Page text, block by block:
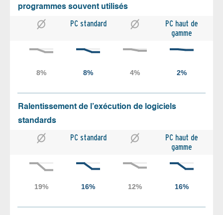
programmes souvent utilisés
PC standard
PC haut de
gamme
Ralentissement de l’exécution de logiciels
standards
PC standard
PC haut de
gamme